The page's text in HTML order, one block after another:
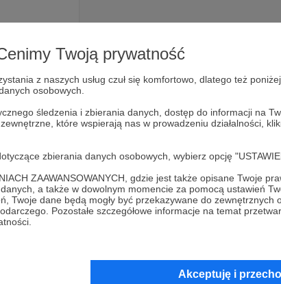
Twoją prywatność
z naszych usług czuł się komfortowo, dlatego też
osobowych.
śledzenia i zbierania danych, dostęp do informacji na
które wspierają nas w prowadzeniu działalności,
zbierania danych osobowych, wybierz opcję
ZAAWANSOWANYCH, gdzie jest także opisane Twoje
a także w dowolnym momencie za pomocą ustawień
Twoje dane będą mogły być przekazywane do zewnętrznych
Pozostałe szczegółowe informacje na temat
Akceptuję i